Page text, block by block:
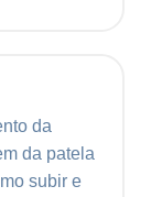
da
da patela
subir e